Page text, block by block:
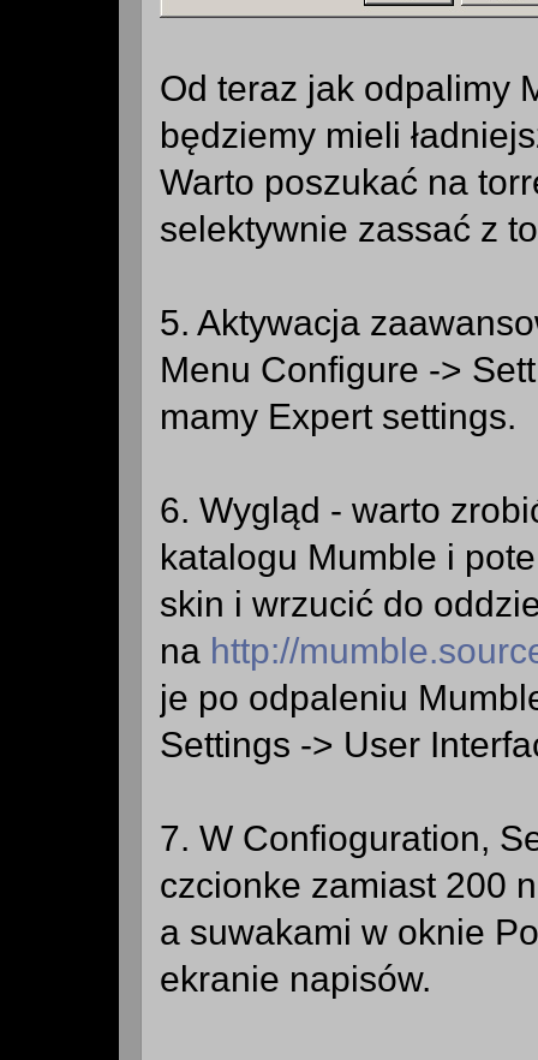
Od teraz jak odpalimy
będziemy mieli
Warto poszukać na
selektywnie zassać z
5. Aktywacja
Menu Configure ->
mamy Expert settings.
6. Wygląd - warto
katalogu Mumble i
skin i wrzucić do
na http://
je po odpaleniu
Settings -> User
7. W Confioguration,
czcionke zamiast 200
a suwakami w oknie
ekranie napisów.